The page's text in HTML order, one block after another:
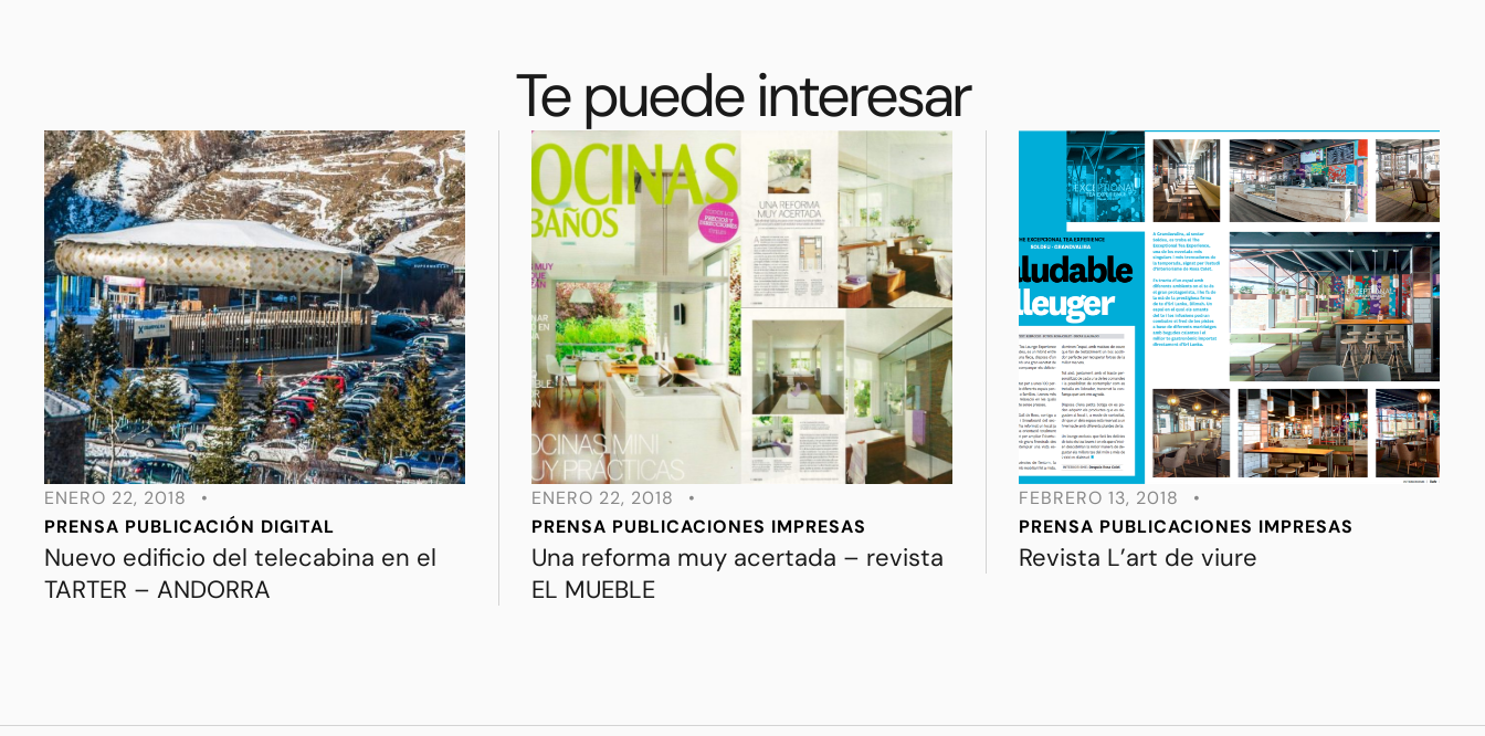
Te puede interesar
ENERO 22, 2018
•
PRENSA PUBLICACIÓN DIGITAL
Nuevo edificio del telecabina en el
TARTER – ANDORRA
ENERO 22, 2018
•
PRENSA PUBLICACIONES IMPRESAS
Una reforma muy acertada – revista
EL MUEBLE
FEBRERO 13, 2018
•
PRENSA PUBLICACIONES IMPRESAS
Revista L’art de viure